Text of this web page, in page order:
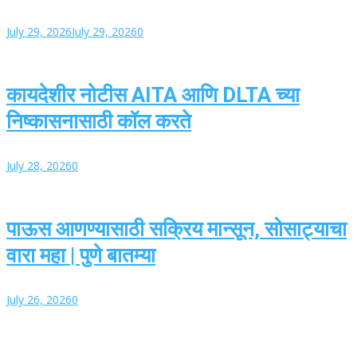
July 29, 2026July 29, 20260
कायदेशीर नोटीस AITA आणि DLTA च्या
निष्कासनासाठी कॉल करते
July 28, 20260
पाऊस आणण्यासाठी सक्रिय मान्सून, सोसाट्याचा
वारा महा | पुणे बातम्या
July 26, 20260